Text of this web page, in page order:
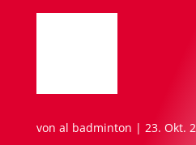
von al badminton | 23. Okt.